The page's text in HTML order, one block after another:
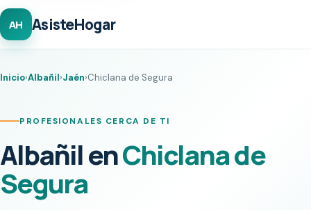
AH AsisteHogar
Inicio›Albañil›Jaén›Chiclana de Segura
PROFESIONALES CERCA DE TI
Albañil enChiclana de
Segura